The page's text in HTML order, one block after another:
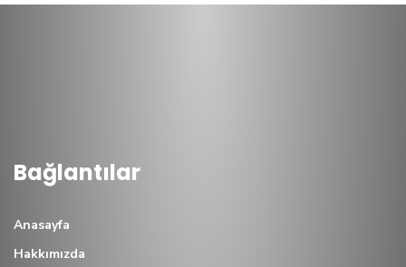
Bağlantılar
Anasayfa
Hakkımızda